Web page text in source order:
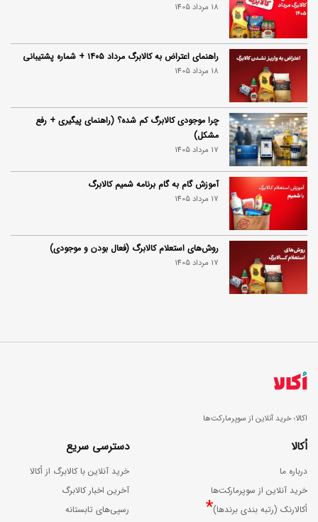
18 مرداد 1405
راهنمای اعتراض به کالابرگ مرداد ۱۴۰۵ + شماره پشتیبانی
18 مرداد 1405
چرا موجودی کالابرگ کم شده؟ (راهنمای پیگیری + رفع
مشکل)
17 مرداد 1405
آموزش گام به گام برنامه شمیم کالابرگ
17 مرداد 1405
روش‌های استعلام کالابرگ (فعال بودن و موجودی)
17 مرداد 1405
اکالا؛ خرید آنلاین از سوپرمارکت‌ها
اُکالا
درباره ما
خرید آنلاین از سوپرمارکت‌ها
اُکالارنک (رتبه بندی برندها)*
دسترسی سریع
خرید آنلاین با کالابرگ از اُکالا
آخرین اخبار کالابرگ
رسپی‌های تابستانه